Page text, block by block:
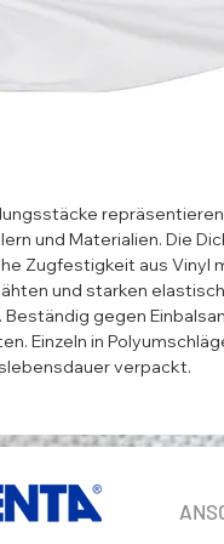
und Materialien. Die
Zugfestigkeit aus Vinyl
und starken
gegen
Einzeln in
verpackt.